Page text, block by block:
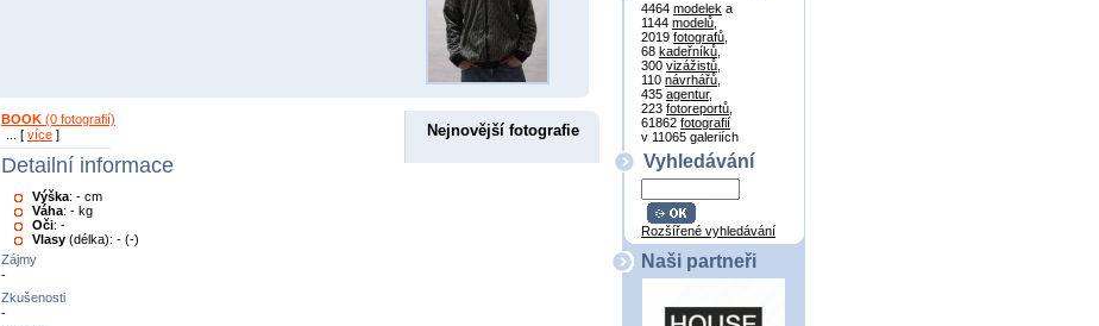
Nejnovější fotografie
BOOK (0 fotografií)
... [ více ]
Detailní informace
Výška: - cm
Váha: - kg
Oči: -
Vlasy (délka): - (-)
Zájmy
-
Zkušenosti
-
4464 modelek a
1144 modelů
2019 fotografů
68 kadeřníků
300 vizážistů
110 návrhářů
435 agentur,
223 fotoreportů
61862 fotografií
v 11065 galeriích
Vyhledávání
Rozšířené vyhledávání
Naši partneři